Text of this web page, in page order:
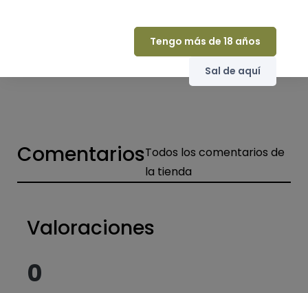
Grandes casas de
champán
ComentariosTodos los comentarios de
la tienda
Valoraciones
0
Tengo más de 18 años
Sal de aquí